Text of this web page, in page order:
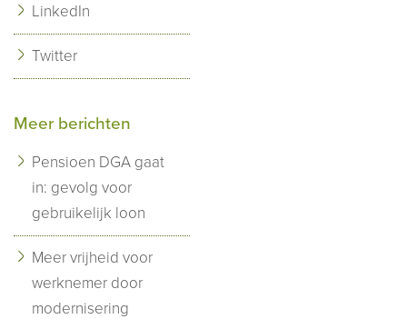
LinkedIn
Twitter
Meer berichten
Pensioen DGA gaat
in: gevolg voor
gebruikelijk loon
Meer vrijheid voor
werknemer door
modernisering